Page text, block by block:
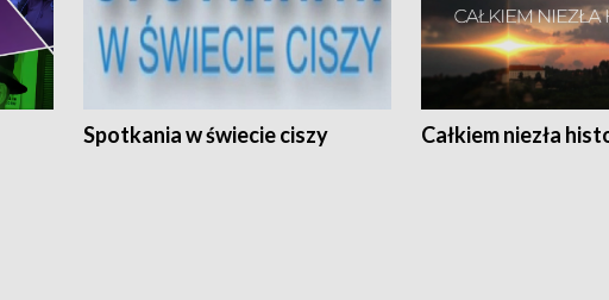
Spotkania w świecie ciszy Całkiem niezła